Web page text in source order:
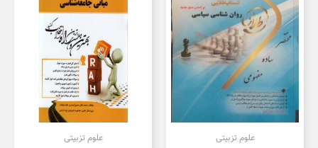
علوم تزبیتی علوم تزبیتی